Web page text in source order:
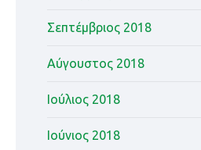
Σεπτέμβριος 2018
Αύγουστος 2018
Ιούλιος 2018
Ιούνιος 2018